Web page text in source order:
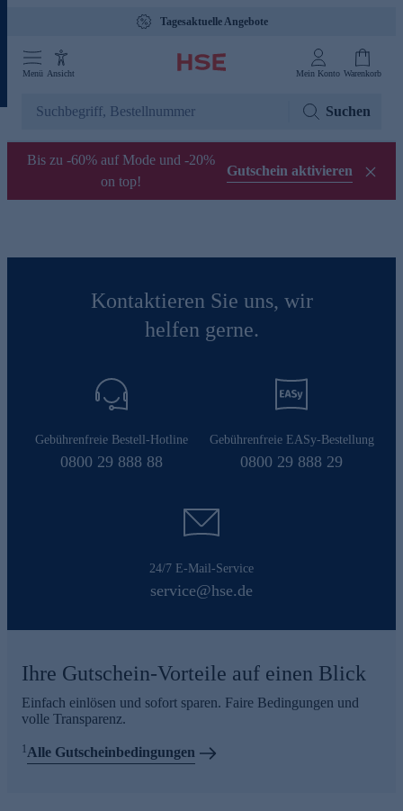
Tagesaktuelle Angebote
Menü Ansicht Mein Konto Warenkorb
Suchen
Bis zu -60% auf Mode und -20%
on top!
Gutschein aktivieren
Kontaktieren Sie uns, wir
helfen gerne.
Gebührenfreie Bestell-Hotline
0800 29 888 88
Gebührenfreie EASy-Bestellung
0800 29 888 29
24/7 E-Mail-Service
service@hse.de
Ihre Gutschein-Vorteile auf einen Blick
Einfach einlösen und sofort sparen. Faire Bedingungen und
volle Transparenz.
1Alle Gutscheinbedingungen